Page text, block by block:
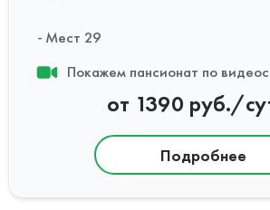
Мест 29
Покажем пансионат по
от 1390 руб./
Подробнее